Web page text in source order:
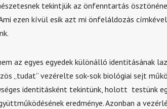
tekintjük az önfenntartás
ezen kívül esik azt mi önfeláldozás
az egyes egyedek különálló identitásának
„tudat” vezérelte sok-sok biológiai sejt
identitásként tekintünk, holott testünk
eredménye. Azonban a